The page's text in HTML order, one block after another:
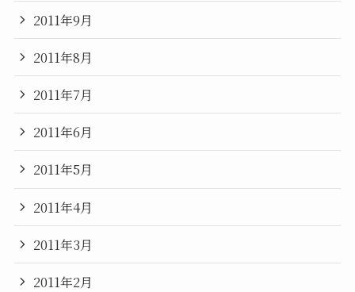
2011年9月
2011年8月
2011年7月
2011年6月
2011年5月
2011年4月
2011年3月
2011年2月